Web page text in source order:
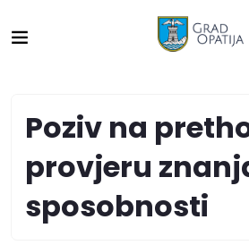
Poziv na
provjeru
sposobnosti